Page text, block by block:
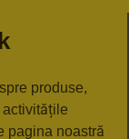
produse,
pagina noastră